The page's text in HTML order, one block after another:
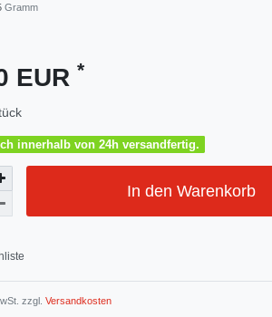
Gramm
EUR *
innerhalb von 24h versandfertig.
In den Warenkorb
zzgl. Versandkosten